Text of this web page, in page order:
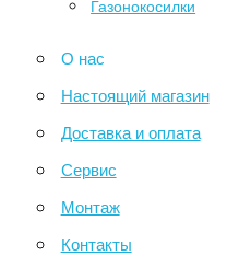
Газонокосилки
О нас
Настоящий магазин
Доставка и оплата
Сервис
Монтаж
Контакты